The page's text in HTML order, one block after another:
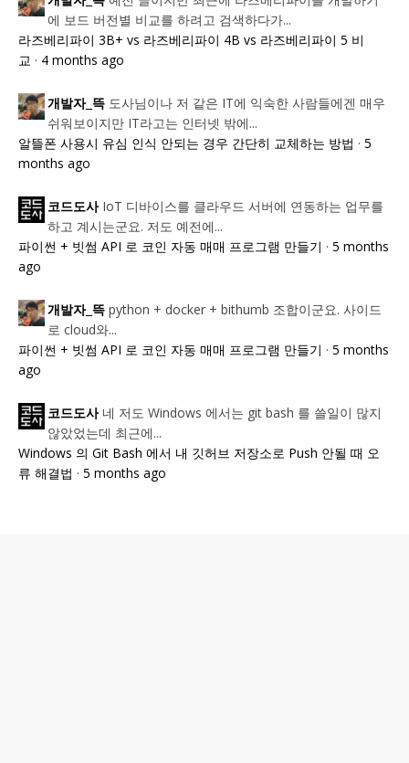
에 보드 버전별 비교를 하려고 검색하다가...
라즈베리파이 3B+ vs 라즈베리파이 4B vs 라즈베리파이 5 비
교 · 4 months ago
개발자_뜩 도사님이나 저 같은 IT에 익숙한 사람들에겐 매우
쉬워보이지만 IT라고는 인터넷 밖에...
알뜰폰 사용시 유심 인식 안되는 경우 간단히 교체하는 방법 · 5
months ago
코드도사 IoT 디바이스를 클라우드 서버에 연동하는 업무를
하고 계시는군요. 저도 예전에...
파이썬 + 빗썸 API 로 코인 자동 매매 프로그램 만들기 · 5 months
ago
개발자_뜩 python + docker + bithumb 조합이군요. 사이드
로 cloud와...
파이썬 + 빗썸 API 로 코인 자동 매매 프로그램 만들기 · 5 months
ago
코드도사 네 저도 Windows 에서는 git bash 를 쓸일이 많지
않았었는데 최근에...
Windows 의 Git Bash 에서 내 깃허브 저장소로 Push 안될 때 오
류 해결법 · 5 months ago